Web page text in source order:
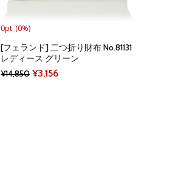
0pt (0%)
[フェランド] 二つ折り財布 No.81131
レディース グリーン
¥14,850 Original
¥3,156Current